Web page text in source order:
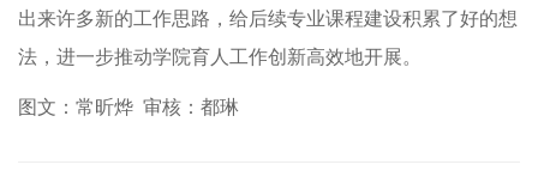
出来许多新的工作思路，给后续专业课程建设积累了好的想
法，进一步推动学院育人工作创新高效地开展。
图文：常昕烨 审核：都琳